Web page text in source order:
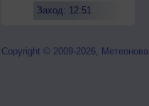
Заход: 12:51
Copyright © 2009-2026, Метеонова